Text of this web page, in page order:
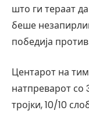
што ги тераат
беше
победија против
Центарот на
натпреварот со
тројки, 10/10